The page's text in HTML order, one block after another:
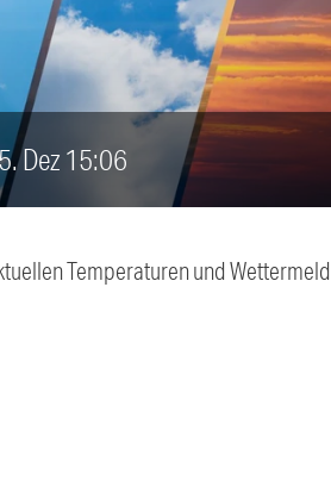
Dez 15:06
Temperaturen und